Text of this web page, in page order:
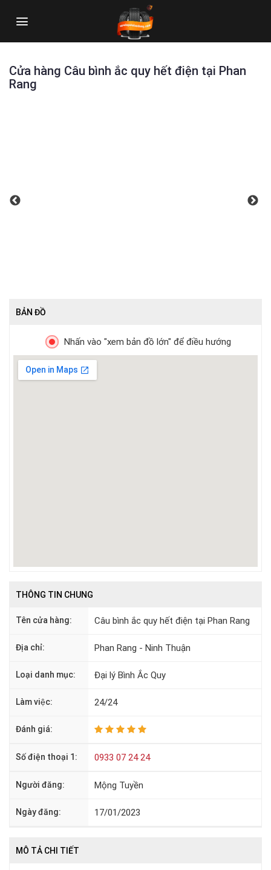
Cửa hàng Câu bình ắc quy hết điện tại Phan
Rang
BẢN ĐỒ
Nhấn vào "xem bản đồ lớn" để điều hướng
THÔNG TIN CHUNG
Tên cửa hàng: Câu bình ắc quy hết điện tại Phan Rang
Địa chỉ: Phan Rang - Ninh Thuận
Loại danh mục: Đại lý Bình Ắc Quy
Làm việc: 24/24
Đánh giá:
Số điện thoại 1: 0933 07 24 24
Người đăng: Mộng Tuyền
Ngày đăng: 17/01/2023
MÔ TẢ CHI TIẾT